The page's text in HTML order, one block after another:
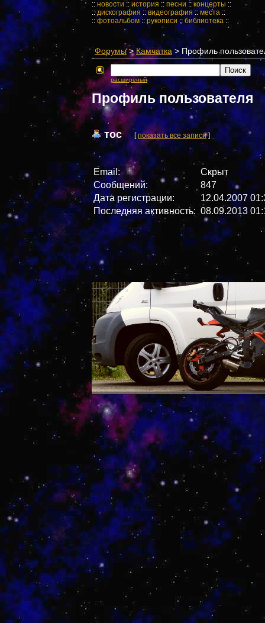
:: новости :: история :: песни :: концерты ::
::дискография :: видеография ::места ::
:: фотоальбом::рукописи::библиотека ::
Форумы>Камчатка > Профиль
расширеный
Профиль пользователя
тос [показать все записи]
Email:
Скрыт
Сообщений:
847
Дата регистрации:
12.04.2007
Последняя активность: 08.09.2013